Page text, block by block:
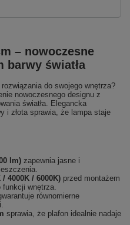
– nowoczesne
barwy światła
do swojego wnętrza?
nowoczesnego designu z
światła. Elegancka
i złota sprawia, że lampa staje
lm) zapewnia jasne i
4000K / 6000K) przed montażem
funkcji wnętrza.
równomierne
sprawia, że plafon idealnie nadaje